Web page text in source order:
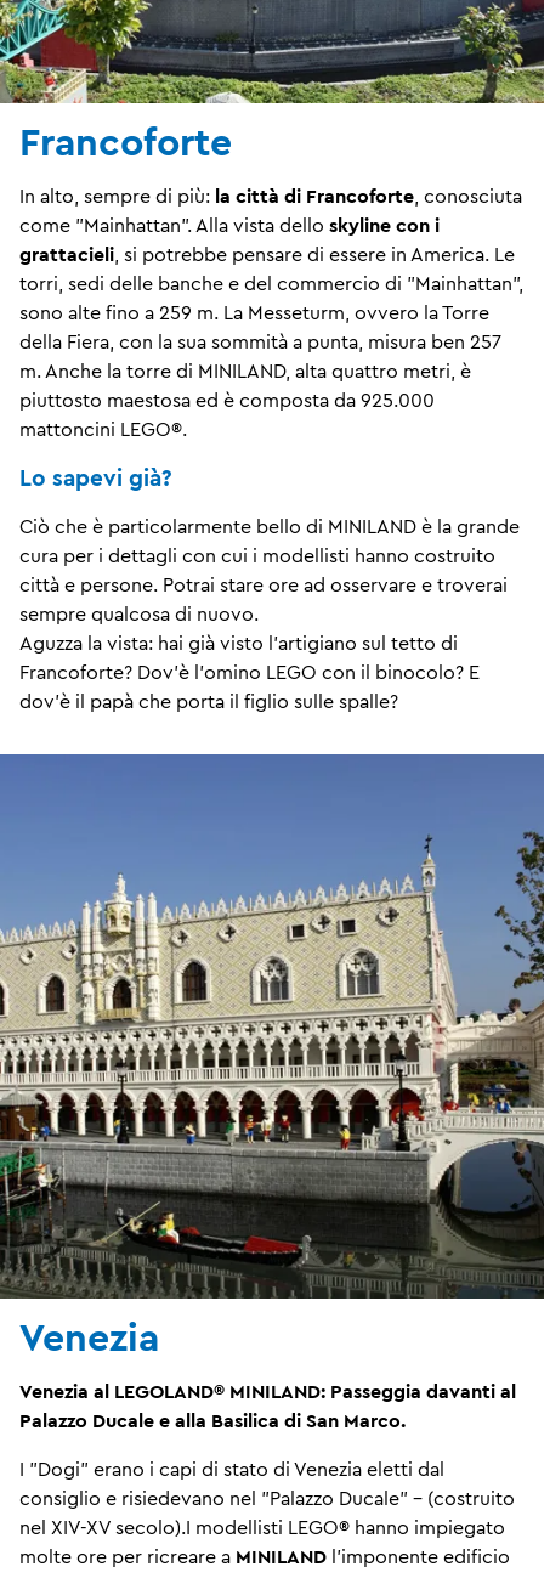
Francoforte
In alto, sempre di più: la città di Francoforte , conosciuta
come "Mainhattan". Alla vista dello skyline con i
grattacieli , si potrebbe pensare di essere in America. Le
torri, sedi delle banche e del commercio di "Mainhattan",
sono alte fino a 259 m. La Messeturm, ovvero la Torre
della Fiera, con la sua sommità a punta, misura ben 257
m. Anche la torre di MINILAND, alta quattro metri, è
piuttosto maestosa ed è composta da 925.000
mattoncini LEGO®.
Lo sapevi già?
Ciò che è particolarmente bello di MINILAND è la grande
cura per i dettagli con cui i modellisti hanno costruito
città e persone. Potrai stare ore ad osservare e troverai
sempre qualcosa di nuovo.
Aguzza la vista: hai già visto l'artigiano sul tetto di
Francoforte? Dov'è l'omino LEGO con il binocolo? E
dov'è il papà che porta il figlio sulle spalle?
Venezia
Venezia al LEGOLAND® MINILAND: Passeggia davanti al
Palazzo Ducale e alla Basilica di San Marco.
I "Dogi" erano i capi di stato di Venezia eletti dal
consiglio e risiedevano nel "Palazzo Ducale" - (costruito
nel XIV-XV secolo).I modellisti LEGO® hanno impiegato
molte ore per ricreare a MINILAND l'imponente edificio